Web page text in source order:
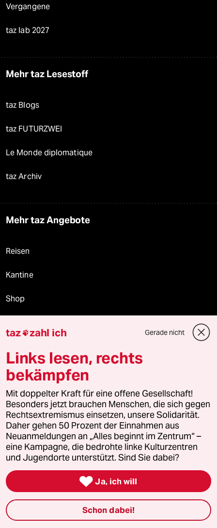
Vergangene
taz lab 2027
Mehr taz Lesestoff
taz Blogs
taz FUTURZWEI
Le Monde diplomatique
taz Archiv
Mehr taz Angebote
Reisen
Kantine
Shop
Fragen & Hilfe
Feedback
Aboservice
ePaper Login
© 2026 taz Verlags und Vertriebs GmbH
Alle Rechte vorbehalten. Bei rechtlichen Fragen oder für Genehmigungen
taz zahl ich Gerade nicht
Links lesen, rechts
bekämpfen
Mit doppelter Kraft für eine offene Gesellschaft!
Besonders jetzt brauchen Menschen, die sich gegen
Rechtsextremismus einsetzen, unsere Solidarität.
Daher gehen 50 Prozent der Einnahmen aus
Neuanmeldungen an „Alles beginnt im Zentrum“ –
eine Kampagne, die bedrohte linke Kulturzentren
und Jugendorte unterstützt. Sind Sie dabei?
 Ja, ich will
Schon dabei!